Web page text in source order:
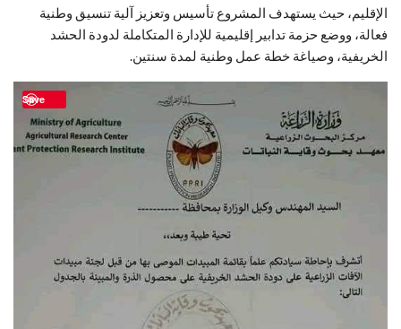
الإقليم، حيث يستهدف المشروع تأسيس وتعزيز آلية تنسيق وطنية
فعالة، ووضع حزمة تدابير إقليمية للإدارة المتكاملة لدودة الحشد
الخريفية، وصياغة خطة عمل وطنية لمدة سنتين.
Save